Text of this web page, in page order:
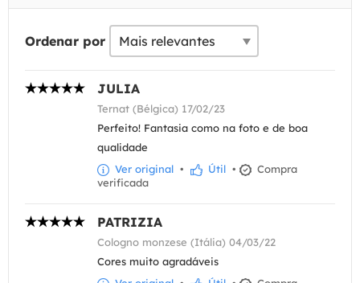
Ordenar por
JULIA
Ternat (Bélgica) 17/02/23
Perfeito! Fantasia como na foto e de boa
qualidade
Ver original • Útil •
Compra
verificada
PATRIZIA
Cologno monzese (Itália) 04/03/22
Cores muito agradáveis